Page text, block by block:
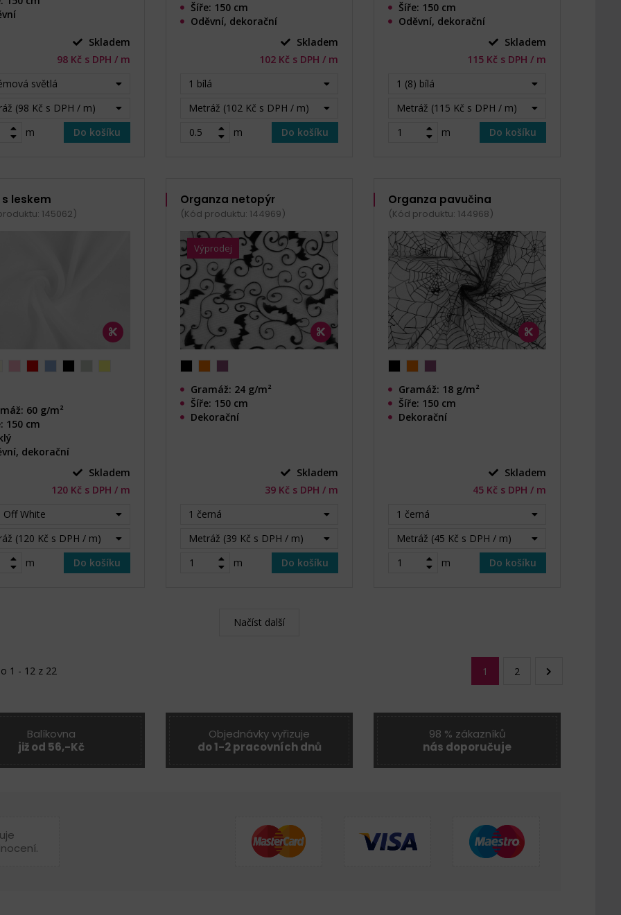
Skladem
98 Kč s DPH / m
světlá
(98 Kč s DPH / m)
m
Do košíku
Šíře: 150 cm
Oděvní, dekorační
Skladem
102 Kč s DPH / m
1 bílá
Metráž (102 Kč s DPH / m)
m
Do košíku
Šíře: 150 cm
Oděvní, dekorační
Skladem
115 Kč s DPH / m
1 (8) bílá
Metráž (115 Kč s DPH / m)
m
Do košíku
s leskem
145062)
60 g/m²
150 cm
dekorační
Skladem
120 Kč s DPH / m
Off White
(120 Kč s DPH / m)
m
Do košíku
Organza netopýr
(Kód produktu: 144969)
Výprodej
Gramáž: 24 g/m²
Šíře: 150 cm
Dekorační
Skladem
39 Kč s DPH / m
1 černá
Metráž (39 Kč s DPH / m)
m
Do košíku
Organza pavučina
(Kód produktu: 144968)
Gramáž: 18 g/m²
Šíře: 150 cm
Dekorační
Skladem
45 Kč s DPH / m
1 černá
Metráž (45 Kč s DPH / m)
m
Do košíku
Načíst další
1 - 12 z 22 1 2
Balíkovna
již od 56,-Kč
Objednávky vyřizuje
do 1-2 pracovních dnů
98 % zákazníků
nás doporučuje